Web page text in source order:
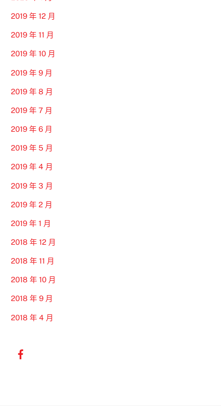
2019 年 12 月
2019 年 11 月
2019 年 10 月
2019 年 9 月
2019 年 8 月
2019 年 7 月
2019 年 6 月
2019 年 5 月
2019 年 4 月
2019 年 3 月
2019 年 2 月
2019 年 1 月
2018 年 12 月
2018 年 11 月
2018 年 10 月
2018 年 9 月
2018 年 4 月